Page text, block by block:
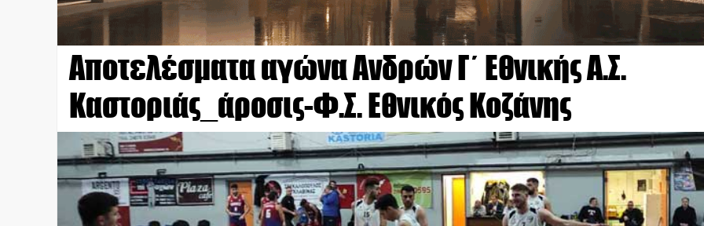
Αποτελέσματα αγώνα Ανδρών Γ΄ Εθνικής Α.Σ.
Καστοριάς_άροσις-Φ.Σ. Εθνικός Κοζάνης